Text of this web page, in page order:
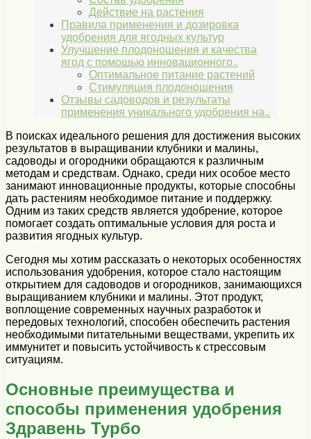
Действие на растения
Правила применения и дозировка
удобрения для ягодных культур
Улучшение плодоношения и качества
ягод с помощью инновационного..
Оптимальное питание растений
Стимуляция плодоношения
Отзывы садоводов и результаты
применения уникального удобрения на..
В поисках идеального решения для достижения высоких
результатов в выращивании клубники и малины,
садоводы и огородники обращаются к различным
методам и средствам. Однако, среди них особое место
занимают инновационные продукты, которые способны
дать растениям необходимое питание и поддержку.
Одним из таких средств является удобрение, которое
помогает создать оптимальные условия для роста и
развития ягодных культур.
Сегодня мы хотим рассказать о некоторых особенностях
использования удобрения, которое стало настоящим
открытием для садоводов и огородников, занимающихся
выращиванием клубники и малины. Этот продукт,
воплощение современных научных разработок и
передовых технологий, способен обеспечить растения
необходимыми питательными веществами, укрепить их
иммунитет и повысить устойчивость к стрессовым
ситуациям.
Основные преимущества и
способы применения удобрения
Здравень Турбо